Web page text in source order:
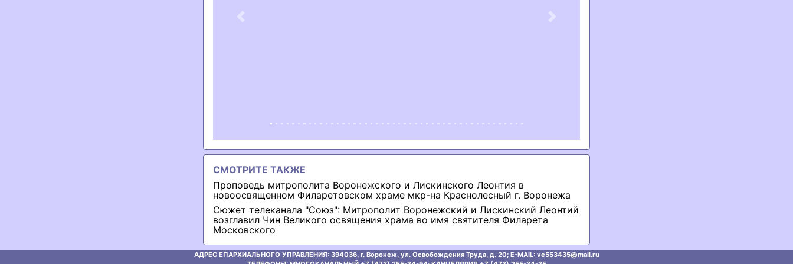
Previous Next
СМОТРИТЕ ТАКЖЕ
Проповедь митрополита Воронежского и Лискинского Леонтия в
новоосвященном Филаретовском храме мкр-на Краснолесный г. Воронежа
Сюжет телеканала "Союз": Митрополит Воронежский и Лискинский Леонтий
возглавил Чин Великого освящения храма во имя святителя Филарета
Московского
АДРЕС ЕПАРХИАЛЬНОГО УПРАВЛЕНИЯ: 394036, г. Воронеж, ул. Освобождения Труда, д. 20; E-MAIL: ve553435@mаil.ru